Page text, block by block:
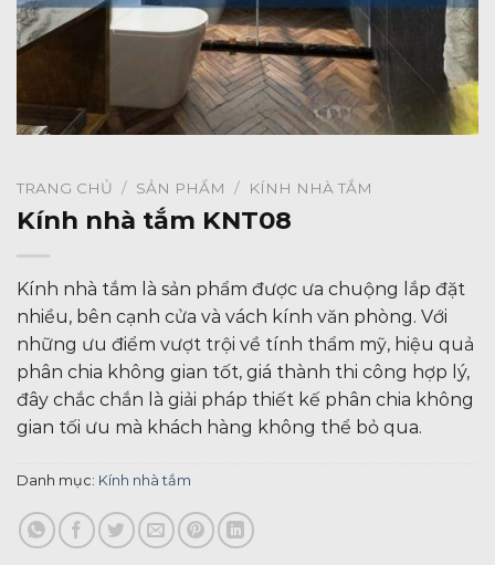
TRANG CHỦ / SẢN PHẨM / KÍNH NHÀ TẮM
Kính nhà tắm KNT08
Kính nhà tắm là sản phẩm được ưa chuộng lắp đặt
nhiều, bên cạnh cửa và vách kính văn phòng. Với
những ưu điểm vượt trội về tính thẩm mỹ, hiệu quả
phân chia không gian tốt, giá thành thi công hợp lý,
đây chắc chắn là giải pháp thiết kế phân chia không
gian tối ưu mà khách hàng không thể bỏ qua.
Danh mục: Kính nhà tắm